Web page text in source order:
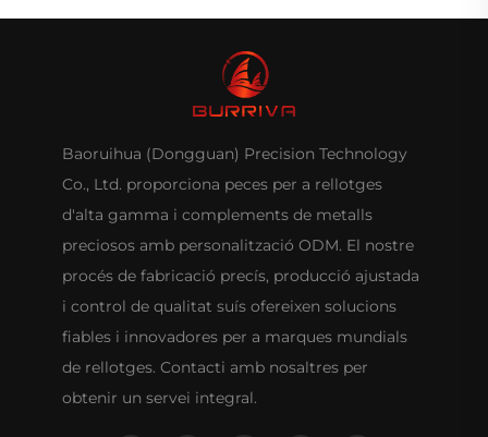
Baoruihua (Dongguan) Precision Technology
Co., Ltd. proporciona peces per a rellotges
d'alta gamma i complements de metalls
preciosos amb personalització ODM. El nostre
procés de fabricació precís, producció ajustada
i control de qualitat suís ofereixen solucions
fiables i innovadores per a marques mundials
de rellotges. Contacti amb nosaltres per
obtenir un servei integral.